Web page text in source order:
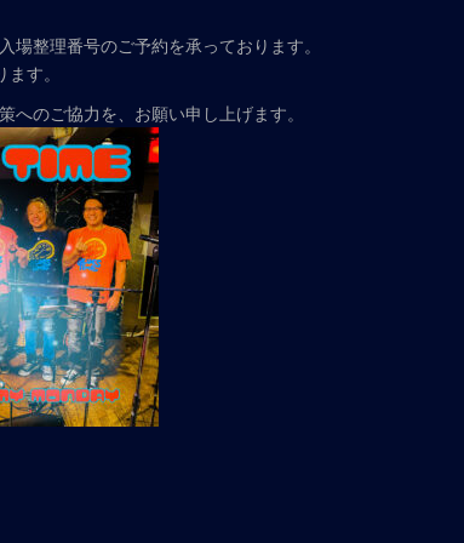
場整理番号のご予約を承っております。
す。
へのご協力を、お願い申し上げます。